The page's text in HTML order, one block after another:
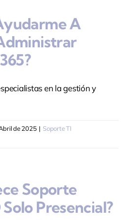
A
en la gestión y
de 2025 | Soporte TI
Soporte
Presencial?